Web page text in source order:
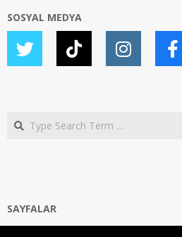
SOSYAL MEDYA
Search
SAYFALAR